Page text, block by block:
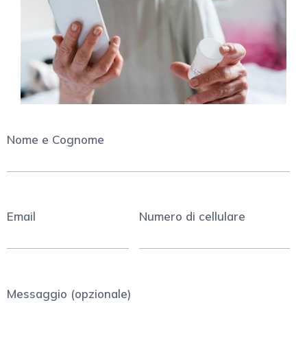
Nome e Cognome
email numero di cellulare
messaggio (opzionale)